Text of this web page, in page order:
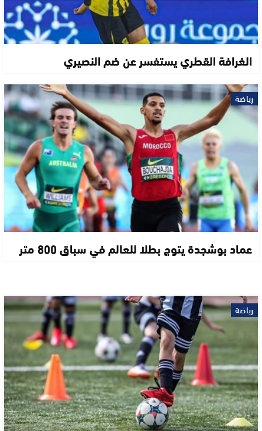
الغرافة القطري يستفسر عن ضم النصيري
رياضة
عماد بوشجدة يتوج بطلا للعالم في سباق 800 متر
رياضة